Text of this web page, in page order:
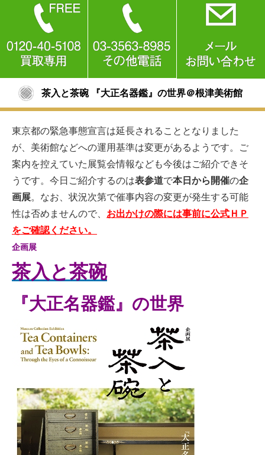
茶入と茶碗 『大正名器鑑』の世界＠根津美術館
東京都の緊急事態宣言は延長されることとなりました
が、美術館などへの運用基準は変更があるようです。ご
案内を控えていた展覧会情報なども今後はご紹介できそ
うです。今日ご紹介するのは表参道で本日から開催の企
画展。なお、状況次第で催事内容の変更が発生する可能
性は否めませんので、 お出かけの際には事前に公式ＨＰ
をご確認ください。
企画展
茶入と茶碗
『大正名器鑑』の世界